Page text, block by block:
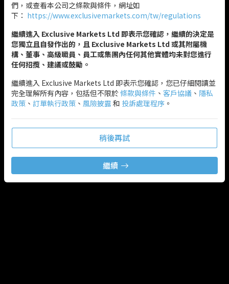
們，或查看本公司之條款與條件，網址如
下： https://www.exclusivemarkets.com/tw/regulations
繼續進入 Exclusive Markets Ltd 即表示您確認，繼續的決定是
您獨立且自發作出的，且 Exclusive Markets Ltd 或其附屬機
構、董事、高級職員、員工或集團內任何其他實體均未對您進行
任何招攬、建議或鼓勵。
繼續進入 Exclusive Markets Ltd 即表示您確認，您已仔細閱讀並
完全理解所有內容，包括但不限於條款與條件 、 客戶協議 、 隱私
政策 、 訂單執行政策 、 風險披露 和 投訴處理程序 。
稍後再試
繼續